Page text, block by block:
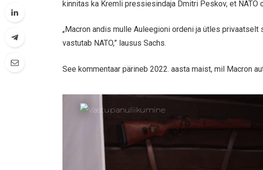
kinnitas ka Kremli pressiesindaja Dmitri Peskov, et NATO
„Macron andis mulle Auleegioni ordeni ja ütles
vastutab NATO,” lausus Sachs.
See kommentaar pärineb 2022. aasta maist, mil Macron